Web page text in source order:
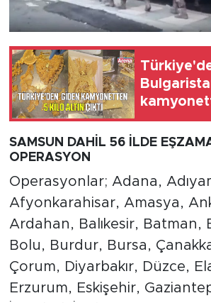
altın çıktı
SAMSUN DAHİL 56 İLDE
OPERASYON
Operasyonlar; Adana,
Afyonkarahisar, Amasya,
Ardahan, Balıkesir, Batman,
Bolu, Burdur, Bursa,
Çorum, Diyarbakır, Düzce,
Erzurum, Eskişehir,